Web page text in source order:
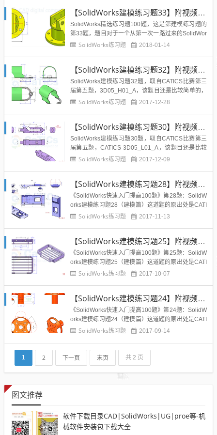
L03_A题，如下图所示：题目...
【SolidWorks建模练习题33】附视频教程及模型源文件CATICS-3D05_H01_B
SolidWorks精选练习题100题，这是第建模练习题的
第33题，题目对于一个从第一次一路过来的SolidWor
ks学习者来说应该是比较简单了，下面就是难度分析
下图所示：题目：参照...
SolidWorks练习题 2018-01-14
【SolidWorks建模练习题32】附视频教程及模型源文件CATICS-3D05_H01_A
SolidWorks建模练习题32题，取自CATICS比赛第三
届第五题，3D05_H01_A，该题目还是比较简单的，
希望高手训练速度，新手训练建模。难度指数：☆☆
9， C=87， D=5， E=91，...
SolidWorks练习题 2017-12-28
【SolidWorks建模练习题30】附视频教程及模型源文件CATICS-3D05_L01_A
SolidWorks建模练习题30题，取自CATICS比赛第三
届第五题，CATICS-3D05_L01_A，该题目还是比较
简单的，希望高手训练速度，新手训练建模。难度指
0， D=8， E=19问题...
SolidWorks练习题 2017-12-09
【SolidWorks建模练习题28】附视频教程及模型源文件CATICS-3D04_06
《SolidWorks快速入门提高100题》第28题：SolidW
orks建模练习题28（建模篇）这道题的原出处是CATI
CS建模3D比赛试题第四届的第6题，稍有难度，希望
新建基准面等特征命令，希望...
SolidWorks练习题 2017-11-13
【SolidWorks建模练习题25】附视频教程及模型源文件CATICS-3D04_02
《SolidWorks快速入门提高100题》第25题：SolidW
orks建模练习题25（建模篇）这道题的原出处是CATI
CS建模3D比赛试题第四届的第3题，稍有难度，希望
新建基准面等特征命令，希望...
SolidWorks练习题 2017-10-07
【SolidWorks建模练习题24】附视频教程及模型源文件3D04_02
《SolidWorks快速入门提高100题》第24题：SolidW
orks建模练习题24（建模篇）这道题的原出处是CATI
CS建模3D比赛试题第四届的第2题，稍有难度，希望
新建基准面等特征命令，希望...
SolidWorks练习题 2017-09-14
1 2 下一页 末页 共 2 页
图文推荐
软件下载目录CAD|SolidWorks|UG|proe等-机
械软件安装包下载大全